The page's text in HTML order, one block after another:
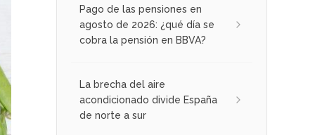
Pago de las pensiones en
agosto de 2026: ¿qué día se
cobra la pensión en BBVA?
La brecha del aire
acondicionado divide España
de norte a sur